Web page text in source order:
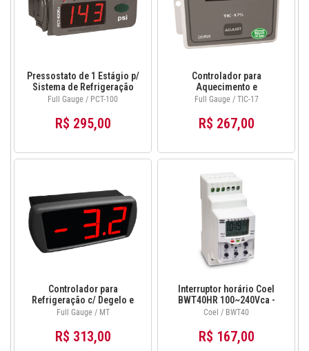
Pressostato de 1 Estágio p/
Sistema de Refrigeração
Full Gauge PCT-100E
Full Gauge / PCT-100
R$ 295,00
Controlador para
Aquecimento e
Refrigeração Full Gauge
Full Gauge / TIC-17
R$ 267,00
Controlador para
Refrigeração c/ Degelo e
para Aquecimento Full
Full Gauge / MT
R$ 313,00
Interruptor horário Coel
BWT40HR 100~240Vca -
48~63Hz
Coel / BWT40
R$ 167,00